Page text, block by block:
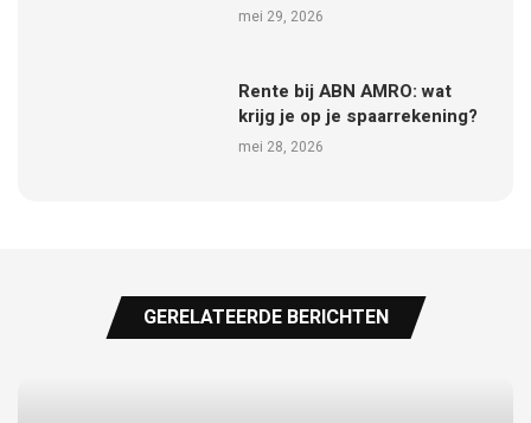
mei 29, 2026
Rente bij ABN AMRO: wat
krijg je op je spaarrekening?
mei 28, 2026
GERELATEERDE BERICHTEN